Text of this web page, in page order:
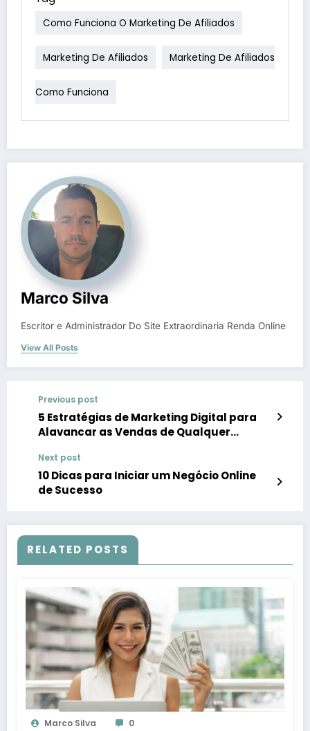
Como Funciona O Marketing De Afiliados
Marketing De Afiliados Marketing De Afiliados
Como Funciona
Marco Silva
Escritor e Administrador Do Site Extraordinaria Renda Online
View All Posts
Previous post
5 Estratégias de Marketing Digital para
Alavancar as Vendas de Qualquer
Next post
10 Dicas para Iniciar um Negócio Online
de Sucesso
RELATED POSTS
Marco Silva 0